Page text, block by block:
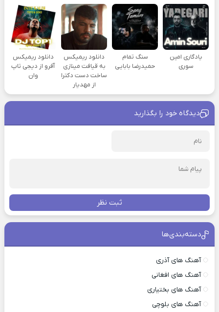
یادگاری امین
سوری
سنگ تمام
حمیدرضا بابایی
دانلود ریمیکس
به قیافت مینازی
ساخت دست دکترا
از مهدیار
دانلود ریمیکس
آفرو از ديجی تاپ
وان
دیدگاه خود را بگذارید
ثبت نظر
دسته‌بندی‌ها
آهنگ های آذری
آهنگ های افغانی
آهنگ های بختیاری
آهنگ های بلوچی